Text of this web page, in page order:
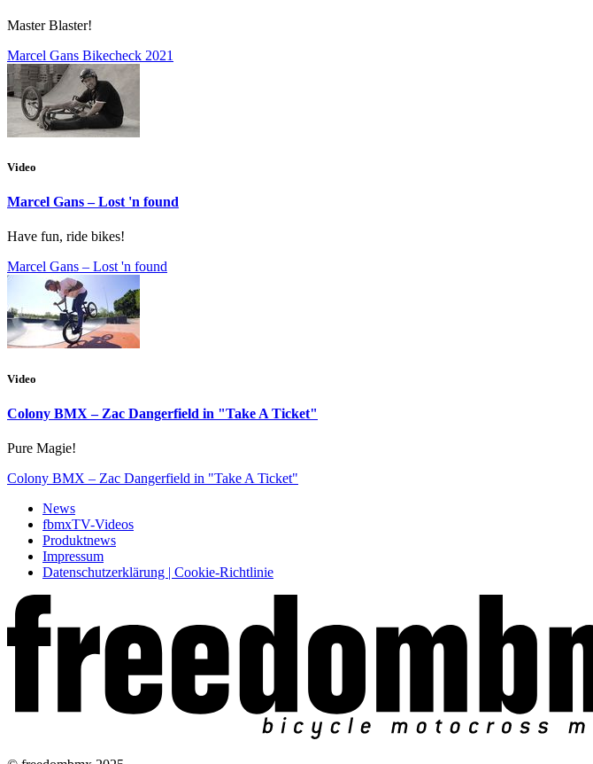
Master Blaster!
Marcel Gans Bikecheck 2021
Video
Marcel Gans – Lost 'n found
Have fun, ride bikes!
Marcel Gans – Lost 'n found
Video
Colony BMX – Zac Dangerfield in "Take A Ticket"
Pure Magie!
Colony BMX – Zac Dangerfield in "Take A Ticket"
News
fbmxTV-Videos
Produktnews
Impressum
Datenschutzerklärung | Cookie-Richtlinie